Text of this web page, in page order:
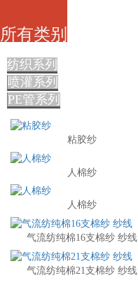
所有类别
纺织系列
喷灌系列
PE管系列
粘胶纱
人棉纱
人棉纱
气流纺纯棉16支棉纱 纱线
气流纺纯棉21支棉纱 纱线